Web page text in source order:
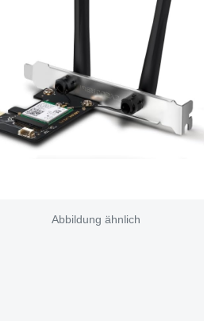
Abbildung ähnlich